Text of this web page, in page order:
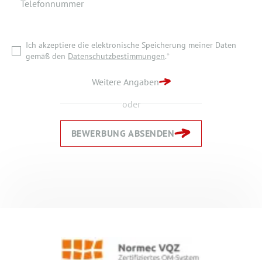
Telefonnummer
Ich akzeptiere die elektronische Speicherung meiner Daten
gemäß den Datenschutzbestimmungen.*
Weitere Angaben
oder
BEWERBUNG ABSENDEN
Ich akzeptiere die elektronische Speicherung meiner Daten
ZURÜCK ZUR STARTSEITE